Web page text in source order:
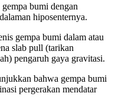
bumi dengan
hiposenternya.
gempa bumi dalam atau
slab pull (tarikan
pengaruh gaya gravitasi.
bahwa gempa bumi
pergerakan mendatar